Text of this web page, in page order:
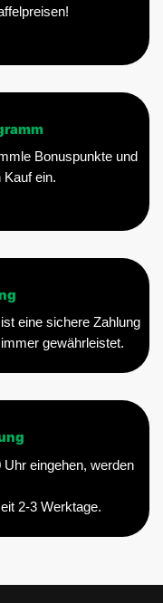
Bonuspunkte und
Kauf ein.
eine sichere Zahlung
gewährleistet.
eingehen, werden
2-3 Werktage.